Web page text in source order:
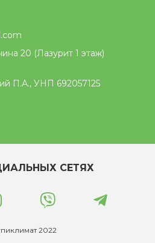
20 (Лазурит 1 этаж)
П.А., УНП 692057125
СЕТЯХ
2022